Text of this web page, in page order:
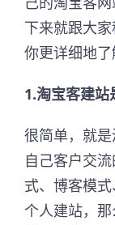
下来就跟大
你更详细地了
1.淘宝客建站
很简单，就
自己客户交
式、博客模
个人建站，